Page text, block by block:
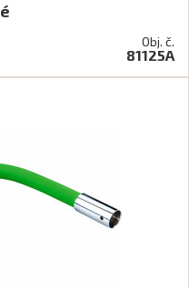
Obj. č.
81125A